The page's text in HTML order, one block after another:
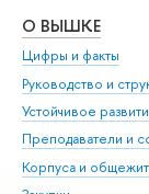
О ВЫШКЕ
Цифры и факты
Руководство и
Устойчивое
Преподаватели и
Корпуса и